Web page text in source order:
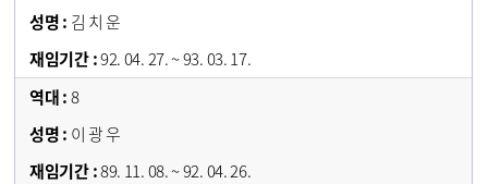
김 치 운
92. 04. 27. ~ 93. 03. 17.
8
이 광 우
89. 11. 08. ~ 92. 04. 26.